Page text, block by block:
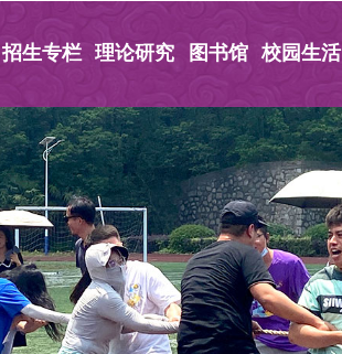
招生专栏 理论研究 图书馆 校园生活